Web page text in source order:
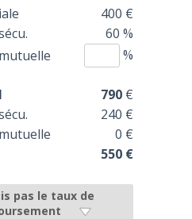
400 €
60 %
%
790 €
240 €
0 €
550 €
pas le taux de